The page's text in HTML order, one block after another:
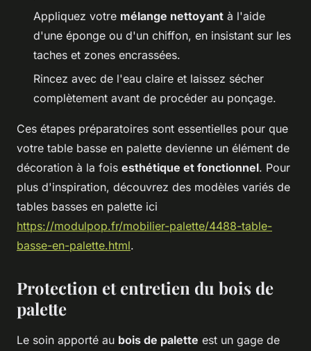
Appliquez votre mélange nettoyant à l'aide
d'une éponge ou d'un chiffon, en insistant sur les
taches et zones encrassées.
Rincez avec de l'eau claire et laissez sécher
complètement avant de procéder au ponçage.
Ces étapes préparatoires sont essentielles pour que
votre table basse en palette devienne un élément de
décoration à la fois esthétique et fonctionnel. Pour
plus d'inspiration, découvrez des modèles variés de
tables basses en palette ici
https://modulpop.fr/mobilier-palette/4488-table-
basse-en-palette.html.
Protection et entretien du bois de
palette
Le soin apporté au bois de palette est un gage de